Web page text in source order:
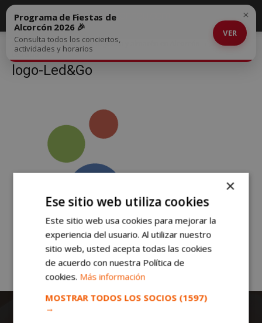
Inicio Responsable de logística y almacén en Alcorcón
logo-
Led&Go
logo-Led&Go
Programa de Fiestas de
Alcorcón 2026 🎉
Consulta todos los conciertos,
actividades y horarios
VER
×
×
Ese sitio web utiliza cookies
Este sitio web usa cookies para mejorar la
experiencia del usuario. Al utilizar nuestro
sitio web, usted acepta todas las cookies
de acuerdo con nuestra Política de
cookies. Más información
MOSTRAR TODOS LOS SOCIOS (1597)
→